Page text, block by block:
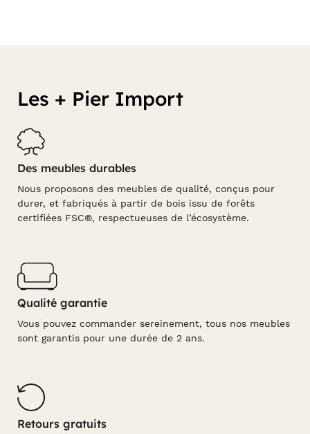
Les + Pier Import
Des meubles durables
Nous proposons des meubles de qualité, conçus pour
durer, et fabriqués à partir de bois issu de forêts
certifiées FSC®, respectueuses de l’écosystème.
Qualité garantie
Vous pouvez commander sereinement, tous nos meubles
sont garantis pour une durée de 2 ans.
Retours gratuits